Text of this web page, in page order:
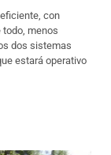
con
menos
dos sistemas
estará operativo